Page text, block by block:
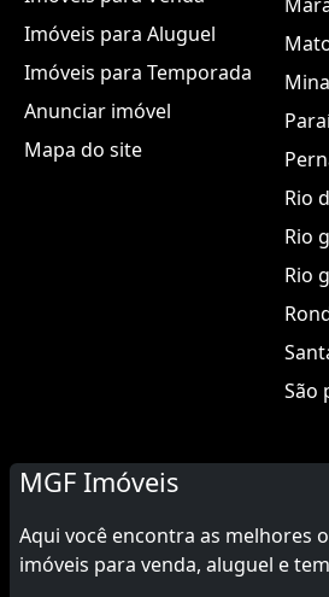
Imóveis para Aluguel
Imóveis para Temporada
Anunciar imóvel
Mapa do site
Rio
Rio
Rio
São
MGF Imóveis
Aqui você encontra as melhores
imóveis para venda, aluguel e